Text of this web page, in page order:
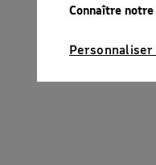
Connaître
Personnaliser